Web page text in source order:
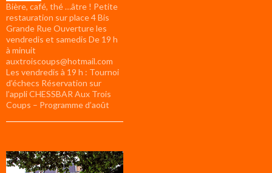
Bière, café, thé …âtre ! Petite
restauration sur place 4 Bis
Grande Rue Ouverture les
vendredis et samedis De 19 h
à minuit
auxtroiscoups@hotmail.com
Les vendredis à 19 h : Tournoi
d’échecs Réservation sur
l’appli CHESSBAR Aux Trois
Coups – Programme d’août